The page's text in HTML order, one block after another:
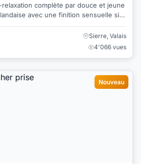
complète par douce et jeune
avec une finition sensuelle si
Sierre, Valais
4'066 vues
Nouveau